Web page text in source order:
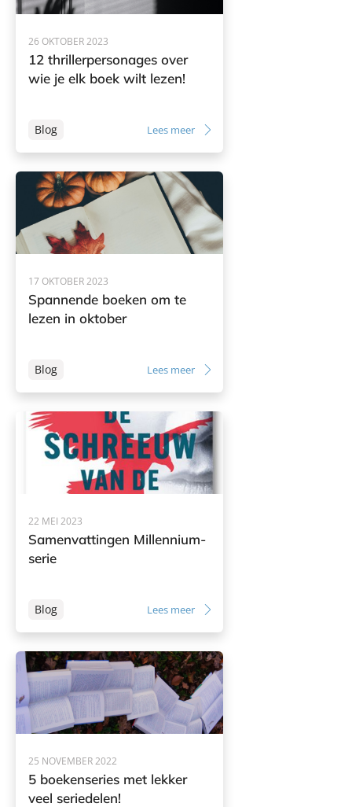
26 OKTOBER 2023
12 thrillerpersonages over
wie je elk boek wilt lezen!
Blog Lees meer
17 OKTOBER 2023
Spannende boeken om te
lezen in oktober
Blog Lees meer
22 MEI 2023
Samenvattingen Millennium-
serie
Blog Lees meer
25 NOVEMBER 2022
5 boekenseries met lekker
veel seriedelen!